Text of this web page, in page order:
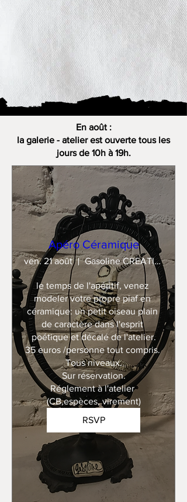
En août :
la galerie - atelier est ouverte tous les
jours de 10h à 19h.
Apéro Céramique
ven. 21 août Gasoline CREATION
le temps de l'apéritif, venez
modeler votre propre piaf en
céramique: un petit oiseau plain
de caractère dans l'esprit
poétique et décalé de l'atelier.
35 euros /personne tout compris.
Tous niveaux.
Sur réservation.
Réglement à l'atelier
(CB,espèces, virement)
RSVP